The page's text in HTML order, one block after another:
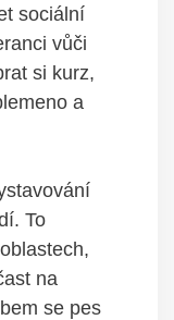
sociální
vůči
​si kurz,
a
To
na
​se pes